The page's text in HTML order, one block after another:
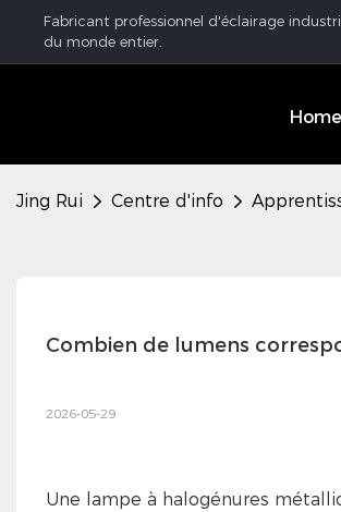
Fabricant professionnel d'éclairage
du monde entier.
Home
Jing Rui Centre d'info
Combien de lumens
2026-05-29
Une lampe à halogénures